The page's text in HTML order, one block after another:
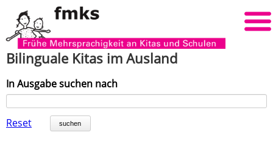
Bilinguale Kitas im Ausland
In Ausgabe suchen nach
Reset suchen